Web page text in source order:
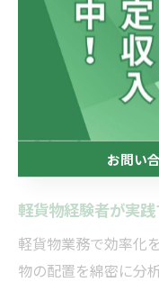
経験者が
イント
軽貨物経験者が実
軽貨物業務で効率化
物の配置を綿密に分
お問い
お問い